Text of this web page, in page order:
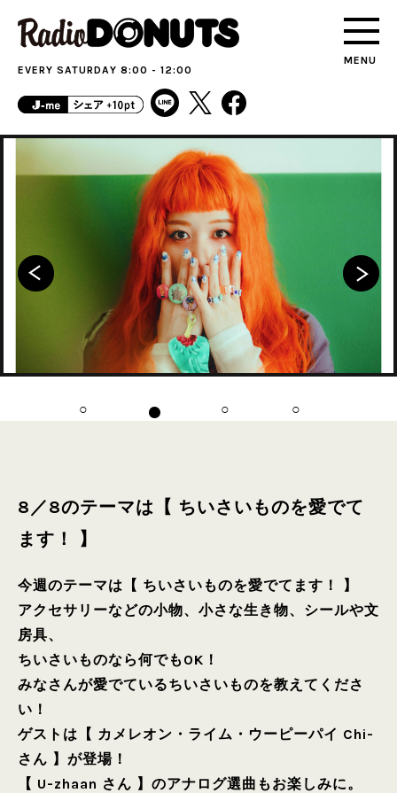
MENU
EVERY SATURDAY 8:00 - 12:00
8／8のテーマは【 ちいさいものを愛でて
ます！ 】
今週のテーマは【 ちいさいものを愛でてます！ 】
アクセサリーなどの小物、小さな生き物、シールや文
房具、
ちいさいものなら何でもOK！
みなさんが愛でているちいさいものを教えてくださ
い！
ゲストは【 カメレオン・ライム・ウーピーパイ Chi-
さん 】が登場！
【 U-zhaan さん 】のアナログ選曲もお楽しみに。